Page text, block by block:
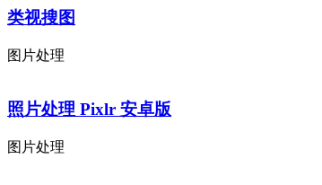
类视搜图
图片处理
照片处理 Pixlr 安卓版
图片处理